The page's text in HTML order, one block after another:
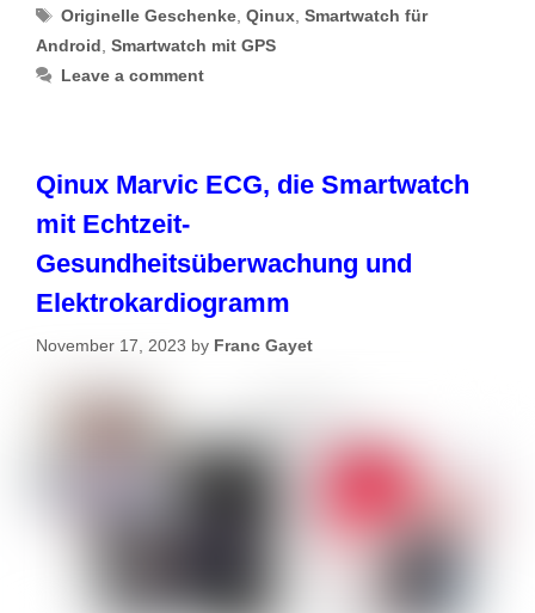
Tags
Originelle Geschenke ,Qinux ,Smartwatch für
Android Smartwatch mit GPS
Leave a comment
Qinux Marvic ECG, die Smartwatch
mit Echtzeit-
Gesundheitsüberwachung und
Elektrokardiogramm
November 17, 2023 by Franc Gayet